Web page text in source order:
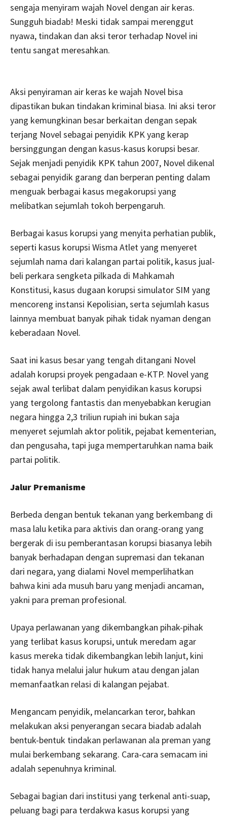
sengaja menyiram wajah Novel dengan air keras.
Sungguh biadab! Meski tidak sampai merenggut
nyawa, tindakan dan aksi teror terhadap Novel ini
tentu sangat meresahkan.
Aksi penyiraman air keras ke wajah Novel bisa
dipastikan bukan tindakan kriminal biasa. Ini aksi teror
yang kemungkinan besar berkaitan dengan sepak
terjang Novel sebagai penyidik KPK yang kerap
bersinggungan dengan kasus-kasus korupsi besar.
Sejak menjadi penyidik KPK tahun 2007, Novel dikenal
sebagai penyidik garang dan berperan penting dalam
menguak berbagai kasus megakorupsi yang
melibatkan sejumlah tokoh berpengaruh.
Berbagai kasus korupsi yang menyita perhatian publik,
seperti kasus korupsi Wisma Atlet yang menyeret
sejumlah nama dari kalangan partai politik, kasus jual-
beli perkara sengketa pilkada di Mahkamah
Konstitusi, kasus dugaan korupsi simulator SIM yang
mencoreng instansi Kepolisian, serta sejumlah kasus
lainnya membuat banyak pihak tidak nyaman dengan
keberadaan Novel.
Saat ini kasus besar yang tengah ditangani Novel
adalah korupsi proyek pengadaan e-KTP. Novel yang
sejak awal terlibat dalam penyidikan kasus korupsi
yang tergolong fantastis dan menyebabkan kerugian
negara hingga 2,3 triliun rupiah ini bukan saja
menyeret sejumlah aktor politik, pejabat kementerian,
dan pengusaha, tapi juga mempertaruhkan nama baik
partai politik.
Jalur Premanisme
Berbeda dengan bentuk tekanan yang berkembang di
masa lalu ketika para aktivis dan orang-orang yang
bergerak di isu pemberantasan korupsi biasanya lebih
banyak berhadapan dengan supremasi dan tekanan
dari negara, yang dialami Novel memperlihatkan
bahwa kini ada musuh baru yang menjadi ancaman,
yakni para preman profesional.
Upaya perlawanan yang dikembangkan pihak-pihak
yang terlibat kasus korupsi, untuk meredam agar
kasus mereka tidak dikembangkan lebih lanjut, kini
tidak hanya melalui jalur hukum atau dengan jalan
memanfaatkan relasi di kalangan pejabat.
Mengancam penyidik, melancarkan teror, bahkan
melakukan aksi penyerangan secara biadab adalah
bentuk-bentuk tindakan perlawanan ala preman yang
mulai berkembang sekarang. Cara-cara semacam ini
adalah sepenuhnya kriminal.
Sebagai bagian dari institusi yang terkenal anti-suap,
peluang bagi para terdakwa kasus korupsi yang